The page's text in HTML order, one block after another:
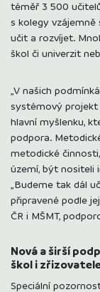
téměř 3 500
s kolegy
učit a rozvíjet.
škol či univerzit
„V našich
systémový projekt
hlavní myšlenku,
podpora.
metodické
území, být nositeli
„Budeme tak dál
připravené podle
ČR i MŠMT,
Nová a širší
škol i
Speciální